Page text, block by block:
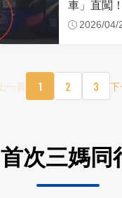
車」直闖
車：讓行
2026/04/
上一頁 1 2 3
首次三媽同